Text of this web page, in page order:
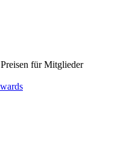
für Mitglieder